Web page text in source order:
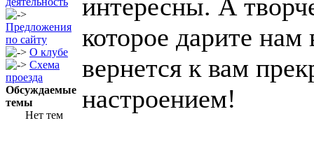
Предложения
по сайту
О клубе
Схема
проезда
Обсуждаемые
темы
Нет тем
интересны. А
которое дарите нам
вернется к вам
настроением!